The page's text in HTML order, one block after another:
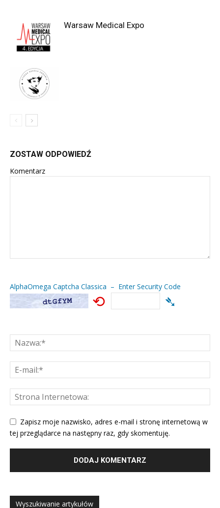
Warsaw Medical Expo
ZOSTAW ODPOWIEDŹ
Komentarz
AlphaOmega Captcha Classica – Enter Security Code
⟲ ➴
Zapisz moje nazwisko, adres e-mail i stronę internetową w
tej przeglądarce na następny raz, gdy skomentuję.
Wyszukiwanie artykułów